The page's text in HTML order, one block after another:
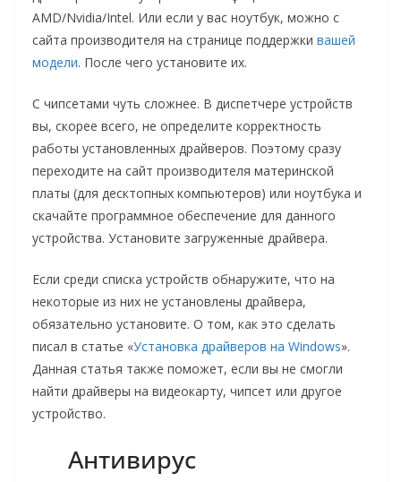
AMD/Nvidia/Intel. Или если у вас ноутбук, можно с
сайта производителя на странице поддержки вашей
модели. После чего установите их.
С чипсетами чуть сложнее. В диспетчере устройств
вы, скорее всего, не определите корректность
работы установленных драйверов. Поэтому сразу
переходите на сайт производителя материнской
платы (для десктопных компьютеров) или ноутбука и
скачайте программное обеспечение для данного
устройства. Установите загруженные драйвера.
Если среди списка устройств обнаружите, что на
некоторые из них не установлены драйвера,
обязательно установите. О том, как это сделать
писал в статье «Установка драйверов на Windows».
Данная статья также поможет, если вы не смогли
найти драйверы на видеокарту, чипсет или другое
устройство.
Антивирус